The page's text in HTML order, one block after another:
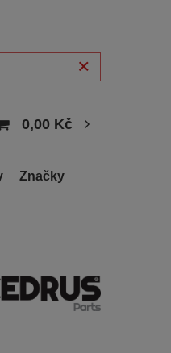
0,00 Kč
Značky